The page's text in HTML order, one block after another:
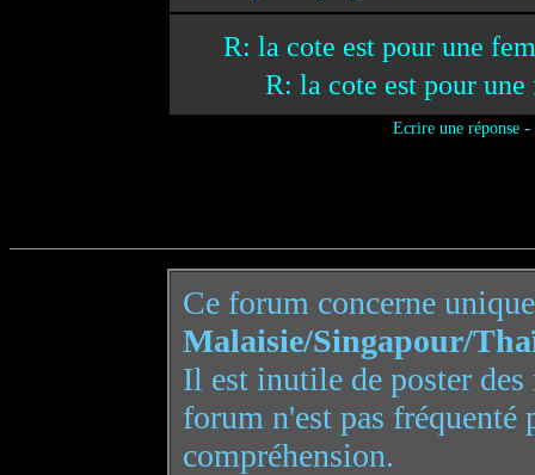
R: la cote est pour une
R: la cote est pour
Ecrire une réponse-
Ce forum concerne
Malaisie/Singapour/
Il est inutile de poster
forum n'est pas
compréhension.